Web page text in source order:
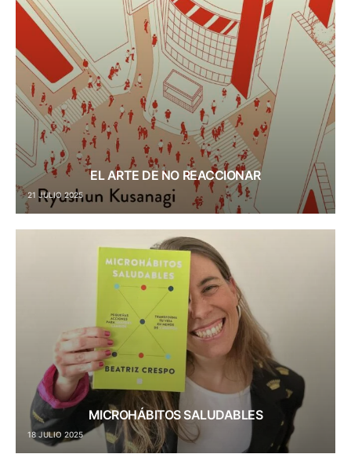
EL ARTE DE NO REACCIONAR
21 JULIO 2025
MICROHÁBITOS SALUDABLES
18 JULIO 2025